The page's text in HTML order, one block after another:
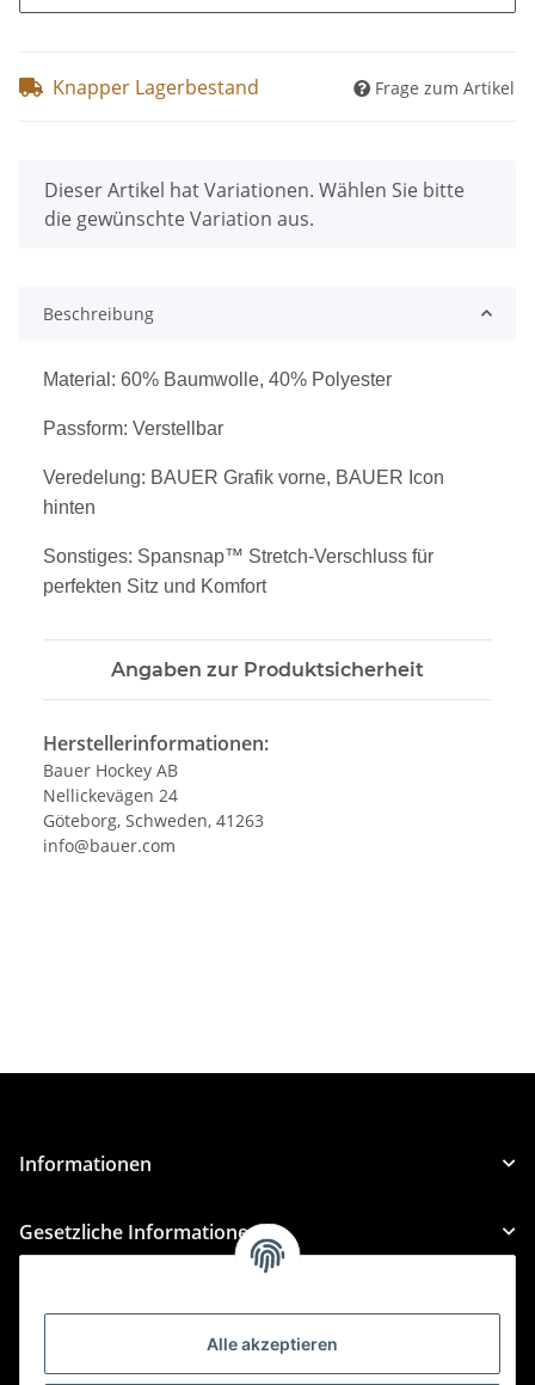
Alle akzeptieren
Knapper Lagerbestand Frage zum Artikel
x
Dieser Artikel hat Variationen. Wählen Sie bitte
die gewünschte Variation aus.
Beschreibung
Material: 60% Baumwolle, 40% Polyester
Passform: Verstellbar
Veredelung: BAUER Grafik vorne, BAUER Icon
hinten
Sonstiges: Spansnap™ Stretch-Verschluss für
perfekten Sitz und Komfort
Angaben zur Produktsicherheit
Herstellerinformationen:
Bauer Hockey AB
Nellickevägen 24
Göteborg, Schweden, 41263
info@bauer.com
Informationen
Gesetzliche Informationen
Für Custom Anfragen und Custom Bestellungen auch